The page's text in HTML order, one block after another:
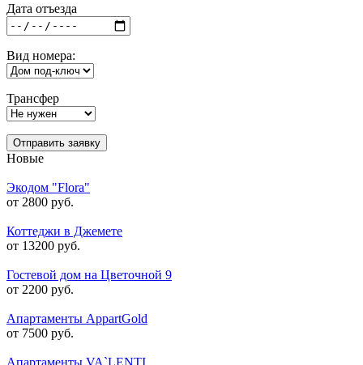
Дата отъезда
Вид номера:
Трансфер
Отправить заявку
Новые
Экодом "Flora"
от 2800 руб.
Коттеджи в Джемете
от 13200 руб.
Гостевой дом на Цветочной 9
от 2200 руб.
Апартаменты AppartGold
от 7500 руб.
Апартаменты VA`LENTI